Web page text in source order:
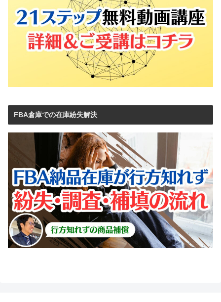
FBA倉庫での在庫紛失解決